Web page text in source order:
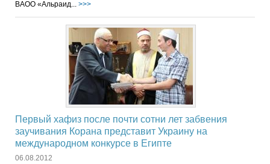
ВАОО «Альраид... >>>
Первый хафиз после почти сотни лет забвения
заучивания Корана представит Украину на
международном конкурсе в Египте
06.08.2012